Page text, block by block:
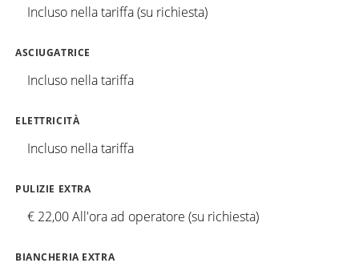
Incluso nella tariffa (su richiesta)
ASCIUGATRICE
Incluso nella tariffa
ELETTRICITÀ
Incluso nella tariffa
PULIZIE EXTRA
€ 22,00 All'ora ad operatore (su richiesta)
BIANCHERIA EXTRA